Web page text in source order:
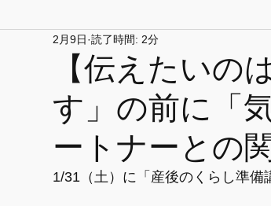
養成スクール2021 養成スクール2022
ボールエクササイズ指導士 産後白書 会
企業・自治体協働 復職支援プログラム
【伝えたいの
す」の前に「
ートナーとの
2月9日 読了時間: 2分
1/31（土）に「産後のくらし準備